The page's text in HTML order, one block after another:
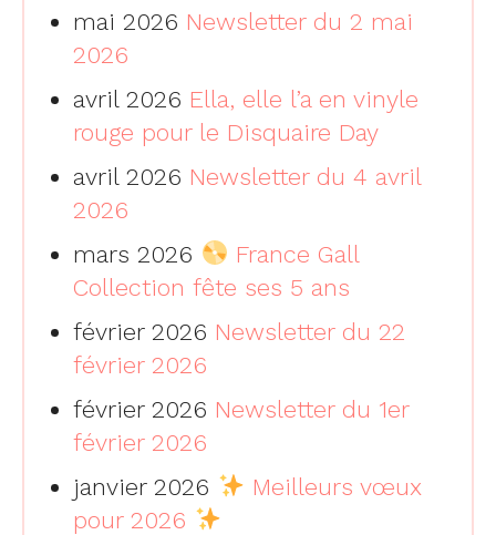
mai 2026 Newsletter du 2 mai
2026
avril 2026 Ella, elle l’a en vinyle
rouge pour le Disquaire Day
avril 2026 Newsletter du 4 avril
2026
mars 2026
France Gall
Collection fête ses 5 ans
février 2026 Newsletter du 22
février 2026
février 2026 Newsletter du 1er
février 2026
janvier 2026
Meilleurs vœux
pour 2026